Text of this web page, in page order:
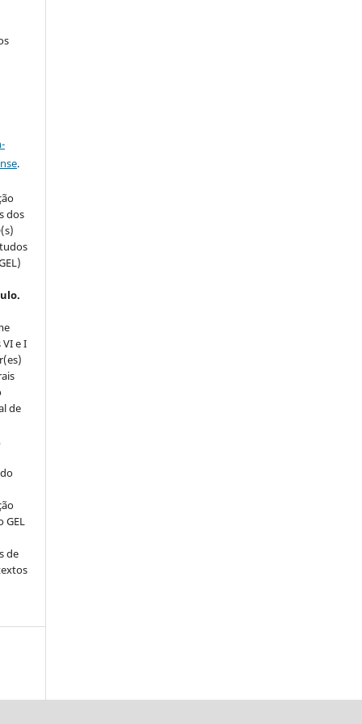
.
dos
e I
de
de